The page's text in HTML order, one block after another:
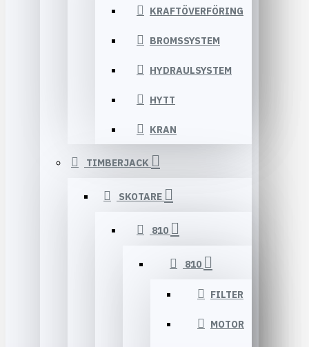
KRAFTÖVERFÖRING
BROMSSYSTEM
HYDRAULSYSTEM
HYTT
KRAN
TIMBERJACK
SKOTARE
810
810
FILTER
MOTOR